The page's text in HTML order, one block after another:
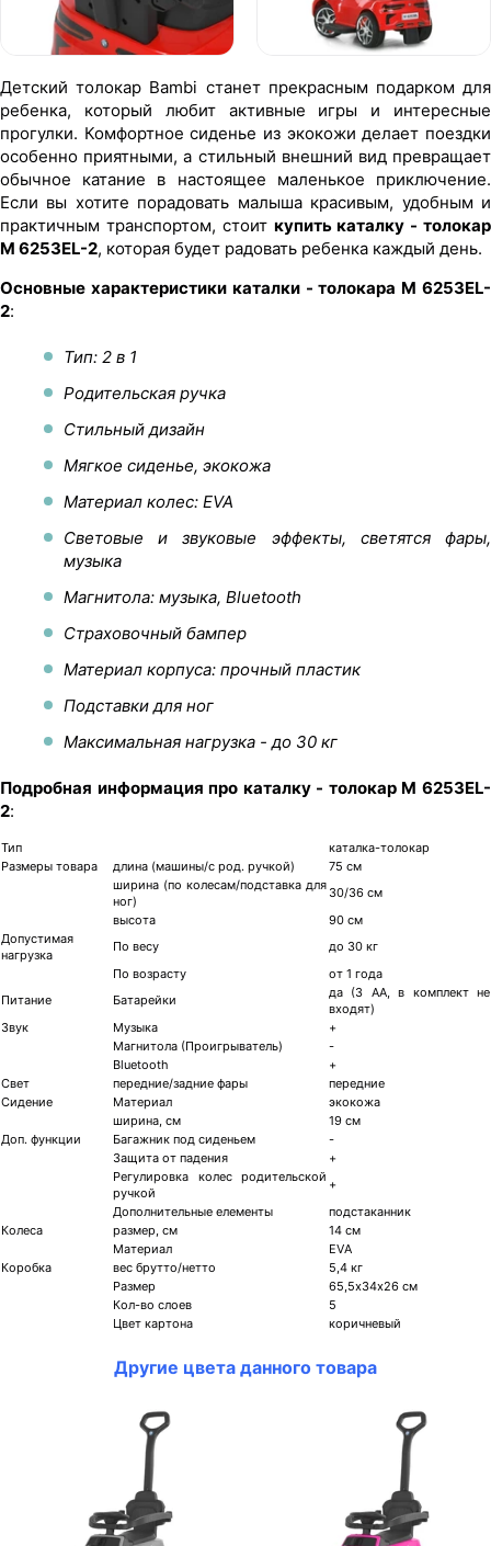
Детский толокар Bambi станет прекрасным подарком для
ребенка, который любит активные игры и интересные
прогулки. Комфортное сиденье из экокожи делает поездки
особенно приятными, а стильный внешний вид превращает
обычное катание в настоящее маленькое приключение.
Если вы хотите порадовать малыша красивым, удобным и
практичным транспортом, стоит купить каталку - толокар
M 6253EL-2, которая будет радовать ребенка каждый день.
Основные характеристики каталки - толокара M 6253EL-
2:
Тип: 2 в 1
Родительская ручка
Стильный дизайн
Мягкое сиденье, экокожа
Материал колес: EVA
Световые и звуковые эффекты, светятся фары,
музыка
Магнитола: музыка, Bluetooth
Страховочный бампер
Материал корпуса: прочный пластик
Подставки для ног
Максимальная нагрузка - до 30 кг
Подробная информация про каталку - толокар M 6253EL-
2:
Тип
каталка-толокар
Размеры товара
длина (машины/с род. ручкой)
75 см
ширина (по колесам/подставка для
ног)
30/36 см
высота
90 см
Допустимая
нагрузка
По весу
до 30 кг
По возрасту
от 1 года
Питание
Батарейки
да (3 АА, в комплект не
входят)
Звук
Музыка
+
Магнитола (Проигрыватель)
-
Bluetooth
+
Свет
передние/задние фары
передние
Сидение
Материал
экокожа
ширина, см
19 см
Доп. функции
Багажник под сиденьем
-
Защита от падения
+
Регулировка колес родительской
ручкой
+
Дополнительные елементы
подстаканник
Колеса
размер, см
14 см
Материал
ЕVА
Коробка
вес брутто/нетто
5,4 кг
Размер
65,5х34х26 см
Кол-во слоев
5
Цвет картона
коричневый
Другие цвета данного товара